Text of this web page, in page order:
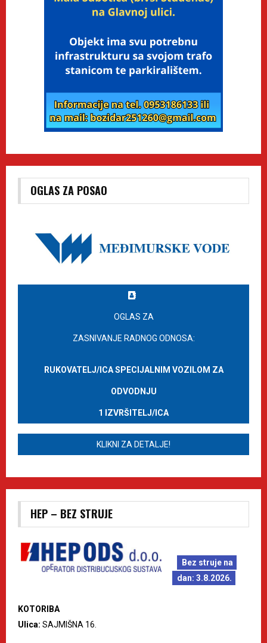
OGLAS ZA POSAO
OGLAS ZA
ZASNIVANJE RADNOG ODNOSA:
RUKOVATELJ/ICA SPECIJALNIM VOZILOM ZA
ODVODNJU
1 IZVRŠITELJ/ICA
KLIKNI ZA DETALJE!
HEP – BEZ STRUJE
Bez struje na
dan: 3.8.2026.
KOTORIBA
Ulica: SAJMIŠNA 16.